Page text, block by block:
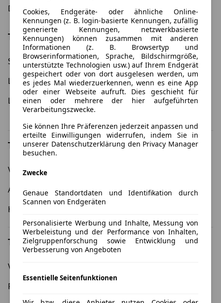
Die besten Leasing-Angebote und Deals
Top Kategorien
Schnäppchen
Elektroauto Leasing
Leasing ohne Anzahlung
Gewerbeleasing
Leasing 12 Monate
Umweltprämie - Leasing
Top Marken
Volkswagen
Audi
Opel
Hyundai
Top Modelle
Volkswagen Golf
Fiat 500
Cookies, Endgeräte- oder ähnliche Online-
Kennungen (z. B. login-basierte Kennungen, zufällig
generierte Kennungen, netzwerkbasierte
Kennungen) können zusammen mit anderen
Informationen (z. B. Browsertyp und
Browserinformationen, Sprache, Bildschirmgröße,
unterstützte Technologien usw.) auf Ihrem Endgerät
gespeichert oder von dort ausgelesen werden, um
es jedes Mal wiederzuerkennen, wenn es eine App
oder einer Webseite aufruft. Dies geschieht für
einen oder mehrere der hier aufgeführten
Verarbeitungszwecke.
Sie können Ihre Präferenzen jederzeit anpassen und
erteilte Einwilligungen widerrufen, indem Sie in
unserer Datenschutzerklärung den Privacy Manager
besuchen.
Zwecke
Genaue Standortdaten und Identifikation durch
Scannen von Endgeräten
Personalisierte Werbung und Inhalte, Messung von
Werbeleistung und der Performance von Inhalten,
Zielgruppenforschung sowie Entwicklung und
Verbesserung von Angeboten
Essentielle Seitenfunktionen